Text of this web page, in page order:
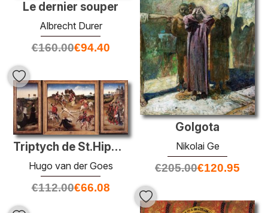
Le dernier souper
Albrecht Durer
€160.00€94.40
Golgota
Nikolai Ge
€205.00€120.95
Triptych de St.Hippolyte
Hugo van der Goes
€112.00€66.08